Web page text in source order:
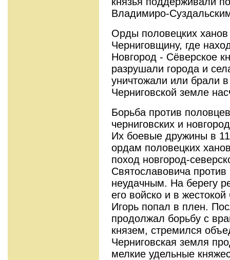
Владимиро-
Орды половецких ханов
Черниговщину, где
Новгород - Сёверское
разрушали города и
уничтожали или брали
Черниговской земле
Борьба против
черниговских и
Их боевые дружины в
ордам половецких
поход новгород-
Святославовича
неудачным. На берегу
его войско и в
Игорь попал в плен.
продолжал борьбу с
князем, стремился
Черниговская земля
мелкие удельные